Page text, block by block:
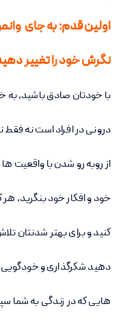
اولین قدم: به جای
نگرش خود را تغییر
با خودتان صادق باشید،
درونی در افراد است نه
از روبه رو شدن با واقعیت ها
خود و افکار خود بنگرید، هر
کنید و برای بهتر شدنتان
دهید شکرگذاری و
هایی که در زندگی به شما